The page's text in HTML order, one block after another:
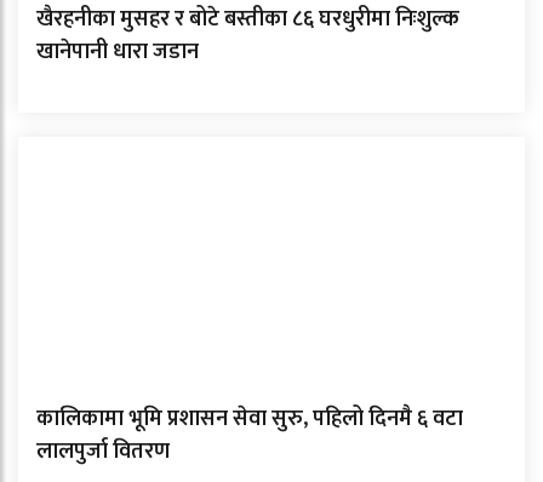
खैरहनीका मुसहर र बोटे बस्तीका ८६ घरधुरीमा निःशुल्क
खानेपानी धारा जडान
कालिकामा भूमि प्रशासन सेवा सुरु, पहिलो दिनमै ६ वटा
लालपुर्जा वितरण